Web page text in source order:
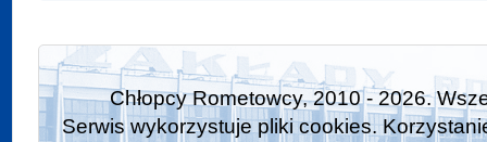
Chłopcy Rometowcy, 2010 - 2026.
Serwis wykorzystuje pliki cookies.